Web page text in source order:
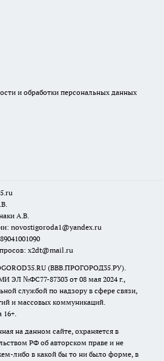
и обработки персональных данных
u
А.В.
novostigoroda1@yandex.ru
x2dt@mail.ru
(ВВВ.ПРОГОРОД35.РУ).
ЭЛ №ФС77-87303 от 08 мая 2024 г.,
службой по надзору в сфере связи,
и массовых коммуникаций.
16+.
на данном сайте, охраняется в
РФ об авторском праве и не
либо в какой бы то ни было форме, в